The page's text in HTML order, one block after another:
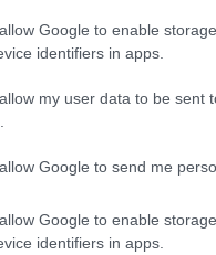
Google to enable
identifiers in apps.
my user data to be sent
Google to send me
Google to enable
identifiers in apps.